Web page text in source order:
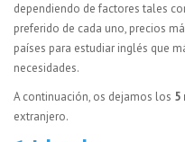
dependiendo de factores tales
preferido de cada uno, precios
países para estudiar inglés que
necesidades.
A continuación, os dejamos los 5
extranjero.